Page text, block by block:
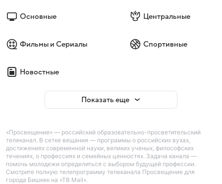
Основные Центральные
Фильмы и Сериалы Спортивные
Новостные
Показать еще
«Просвещение» — российский образовательно-просветительский
телеканал. В сетке вещания — программы о российских вузах,
достижениях современной науки, великих ученых, философских
течениях, о профессиях и семейных ценностях. Задача канала —
помочь молодежи определиться с выбором будущей профессии.
Смотрите полную телепрограмму телеканала Просвещение для
города Бишкек на «ТВ Mail».